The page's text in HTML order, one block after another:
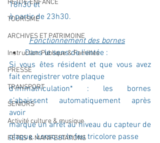
PETITE ENFANCE
TOURISME
ARCHIVES ET PATRIMOINE
Instruction Publique & Familles
PRESSE
TRANSPORT
SENIORS
Activité culture & musique
FETES & MANIFESTATIONS
18h30 et
à partir de 23h30.
Fonctionnement des bornes
Dans le sens de l’entée :
Si vous êtes résident et que vous avez
fait enregistrer votre plaque
d’immatriculation* : les bornes
s’abaissent automatiquement après
avoir
marqué un arrêt au niveau du capteur de
plaque. Lorsque le feu tricolore passe